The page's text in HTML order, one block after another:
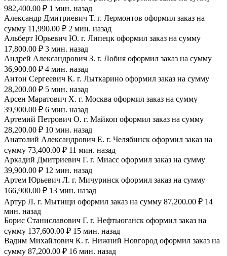
982,400.00 ₽ 1 мин. назад
Александр Дмитриевич Т. г. Лермонтов оформил заказ на
сумму 11,990.00 ₽ 2 мин. назад
Альберт Юрьевич Ю. г. Липецк оформил заказ на сумму
17,800.00 ₽ 3 мин. назад
Андрей Александрович З. г. Лобня оформил заказ на сумму
36,900.00 ₽ 4 мин. назад
Антон Сергеевич К. г. Лыткарино оформил заказ на сумму
28,200.00 ₽ 5 мин. назад
Арсен Маратович Х. г. Москва оформил заказ на сумму
39,900.00 ₽ 6 мин. назад
Артемий Петрович О. г. Майкоп оформил заказ на сумму
28,200.00 ₽ 10 мин. назад
Анатолий Александрович Е. г. Челябинск оформил заказ на
сумму 73,400.00 ₽ 11 мин. назад
Аркадий Дмитриевич Г. г. Миасс оформил заказ на сумму
39,900.00 ₽ 12 мин. назад
Артем Юрьевич Л. г. Мичуринск оформил заказ на сумму
166,900.00 ₽ 13 мин. назад
Артур Л. г. Мытищи оформил заказ на сумму 87,200.00 ₽ 14
мин. назад
Борис Станиславович Г. г. Нефтьюганск оформил заказ на
сумму 137,600.00 ₽ 15 мин. назад
Вадим Михайлович К. г. Нижний Новгород оформил заказ на
сумму 87,200.00 ₽ 16 мин. назад